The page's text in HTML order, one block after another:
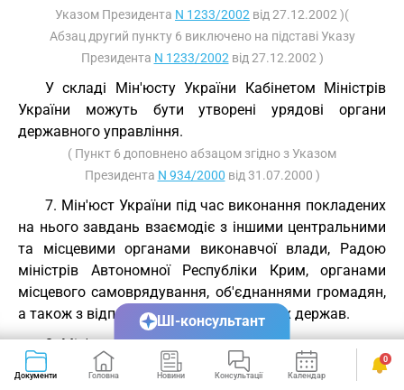
Указом Президента N 1233/2002 від 27.12.2002 )(
Абзац другий пункту 6 виключено на підставі Указу
Президента N 1233/2002 від 27.12.2002 )
У складі Мін'юсту України Кабінетом Міністрів
України можуть бути утворені урядові органи
державного управління.
( Пункт 6 доповнено абзацом згідно з Указом
Президента N 934/2000 від 31.07.2000 )
7. Мін'юст України під час виконання покладених
на нього завдань взаємодіє з іншими центральними
та місцевими органами виконавчої влади, Радою
міністрів Автономної Республіки Крим, органами
місцевого самоврядування, об'єднаннями громадян,
а також з відповідними органами інших держав.
8. Мін'юст України в межах своїх повноважень на
основі та на виконання актів законодавства України
Документи Головна Новини Консультації Календар Сервіси
0
ШІ-консультант